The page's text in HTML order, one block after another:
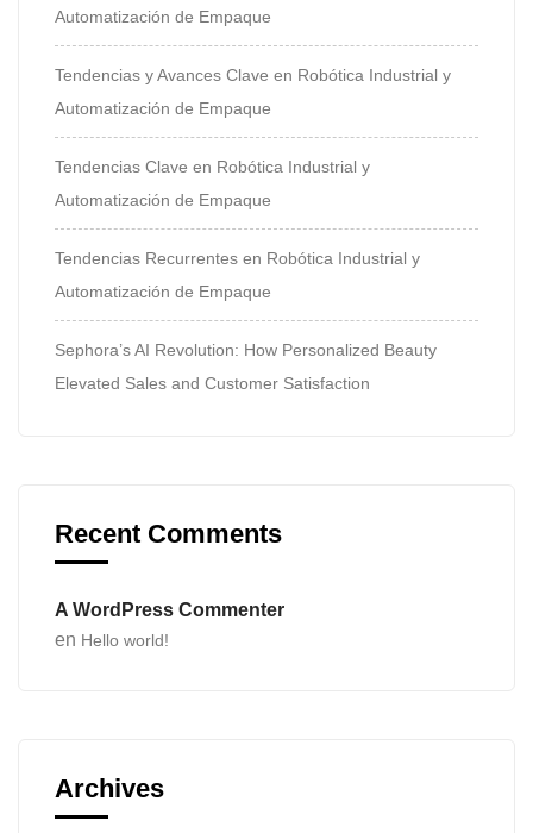
Automatización de Empaque
Tendencias y Avances Clave en Robótica Industrial y
Automatización de Empaque
Tendencias Clave en Robótica Industrial y
Automatización de Empaque
Tendencias Recurrentes en Robótica Industrial y
Automatización de Empaque
Sephora’s AI Revolution: How Personalized Beauty
Elevated Sales and Customer Satisfaction
Recent Comments
A WordPress Commenter
en Hello world!
Archives